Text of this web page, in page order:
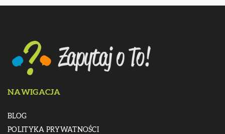
NAWIGACJA
BLOG
POLITYKA PRYWATNOŚCI